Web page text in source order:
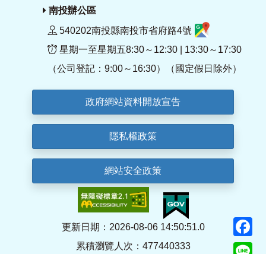
南投辦公區
540202南投縣南投市省府路4號
星期一至星期五8:30～12:30 | 13:30～17:30
（公司登記：9:00～16:30）（國定假日除外）
政府網站資料開放宣告
隱私權政策
網站安全政策
更新日期：2026-08-06 14:50:51.0
累積瀏覽人次：477440333